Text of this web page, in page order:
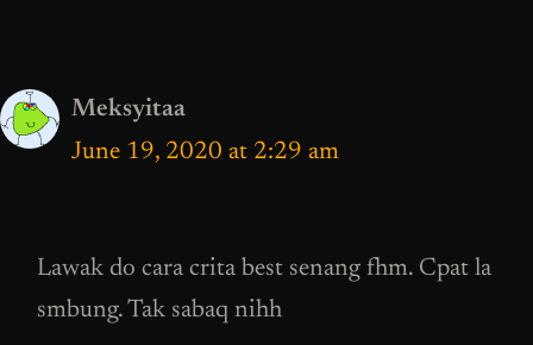
Meksyitaa
June 19, 2020 at 2:29 am
Lawak do cara crita best senang fhm. Cpat la
smbung. Tak sabaq nihh